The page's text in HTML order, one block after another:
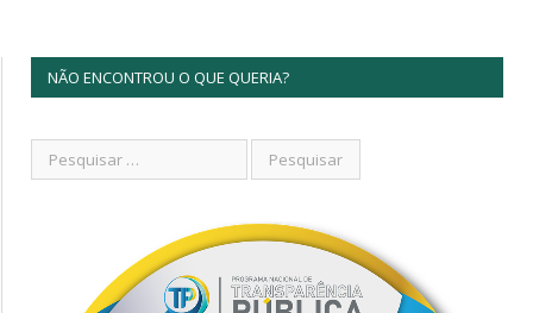
NÃO ENCONTROU O QUE QUERIA?